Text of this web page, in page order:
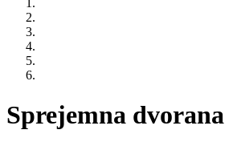
Sprejemna dvorana